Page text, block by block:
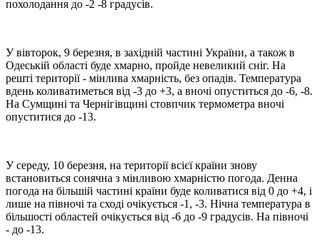
похолодання до -2 -8 градусів.
У вівторок, 9 березня, в західній частині України, а також в
Одеській області буде хмарно, пройде невеликий сніг. На
решті території - мінлива хмарність, без опадів. Температура
вдень коливатиметься від -3 до +3, а вночі опуститься до -6, -8.
На Сумщині та Чернігівщині стовпчик термометра вночі
опуститися до -13.
У середу, 10 березня, на території всієї країни знову
встановиться сонячна з мінливою хмарністю погода. Денна
погода на більшій частині країни буде коливатися від 0 до +4, і
лише на півночі та сході очікується -1, -3. Нічна температура в
більшості областей очікується від -6 до -9 градусів. На півночі
- до -13.